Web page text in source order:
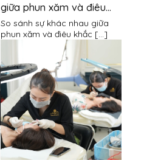
giữa phun xăm và điêu
khắc chân mày
So sánh sự khác nhau giữa
phun xăm và điêu khắc [...]